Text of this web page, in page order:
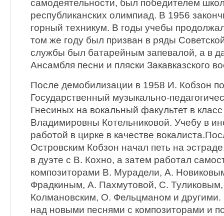
самодеятельности, был победителем
республиканских олимпиад. В 1956
горный техникум. В годы учебы
том же году был призван в ряды
службы был батарейным запевалой, а в
Ансамбля песни и пляски Закавказского
После демобилизации в 1958 И. Кобзон
Государственный музыкально-
Гнесиных на вокальный факультет в
Владимировны Котельниковой. Учебу в
работой в цирке в качестве
Островским Кобзон начал петь на
в дуэте с В. Кохно, а затем работал
композиторами В. Мурадели, А.
Фрадкиным, А. Пахмутовой, С.
Колмановским, О. Фельцманом и другими.
над новыми песнями с композиторами и